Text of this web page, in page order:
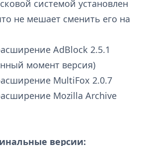
системой установлен
не мешает сменить его на
AdBlock 2.5.1
момент версия)
MultiFox 2.0.7
Mozilla Archive
версии: